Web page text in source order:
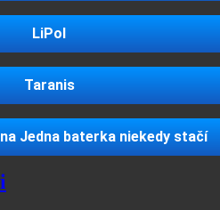
LiPol
Taranis
na Jedna baterka niekedy stačí